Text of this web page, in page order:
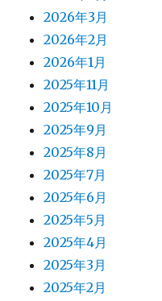
2026年3月
2026年2月
2026年1月
2025年11月
2025年10月
2025年9月
2025年8月
2025年7月
2025年6月
2025年5月
2025年4月
2025年3月
2025年2月